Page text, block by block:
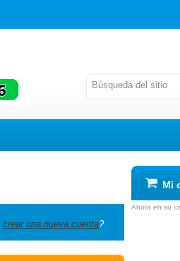
crear una nueva cuenta?
Mi
Ahora en su